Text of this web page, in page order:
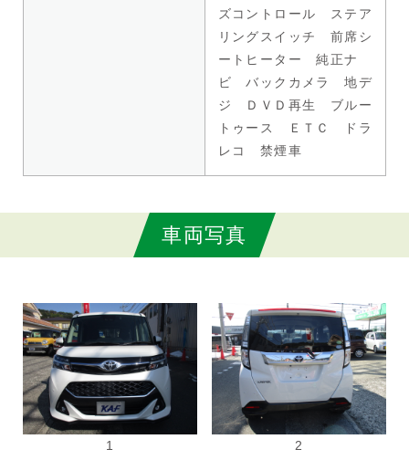
ズコントロール ステア
リングスイッチ 前席シ
ートヒーター 純正ナ
ビ バックカメラ 地デ
ジ ＤＶＤ再生 ブルー
トゥース ＥＴＣ ドラ
レコ 禁煙車
車両写真
1 2